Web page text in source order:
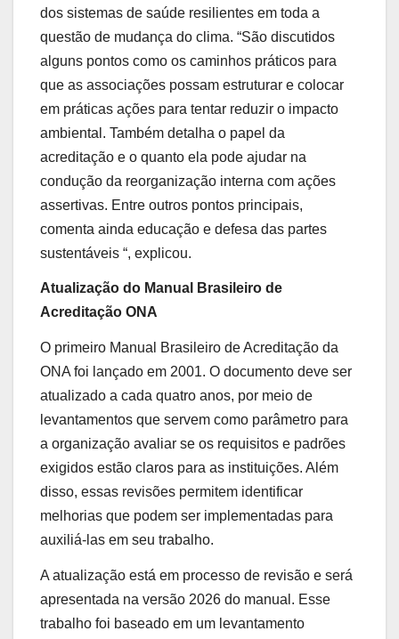
dos sistemas de saúde resilientes em toda a
questão de mudança do clima. “São discutidos
alguns pontos como os caminhos práticos para
que as associações possam estruturar e colocar
em práticas ações para tentar reduzir o impacto
ambiental. Também detalha o papel da
acreditação e o quanto ela pode ajudar na
condução da reorganização interna com ações
assertivas. Entre outros pontos principais,
comenta ainda educação e defesa das partes
sustentáveis “, explicou.
Atualização do Manual Brasileiro de
Acreditação ONA
O primeiro Manual Brasileiro de Acreditação da
ONA foi lançado em 2001. O documento deve ser
atualizado a cada quatro anos, por meio de
levantamentos que servem como parâmetro para
a organização avaliar se os requisitos e padrões
exigidos estão claros para as instituições. Além
disso, essas revisões permitem identificar
melhorias que podem ser implementadas para
auxiliá-las em seu trabalho.
A atualização está em processo de revisão e será
apresentada na versão 2026 do manual. Esse
trabalho foi baseado em um levantamento